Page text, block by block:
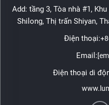
Add: tầng 3, Tòa nhà #1,
Shilong, Thị trấn Shiyan,
Điện thoại:
Email:
Điện thoại di